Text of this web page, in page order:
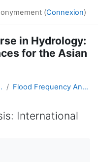
(Connexion)
in Hydrology:
for the Asian
6 Flood Frequency Analysis: International Edition Quiz
International